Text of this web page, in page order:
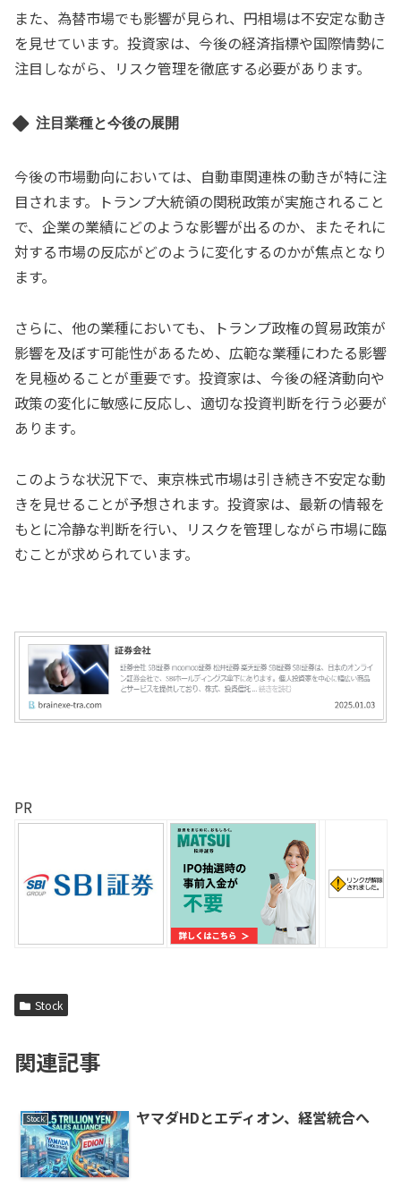
また、為替市場でも影響が見られ、円相場は不安定な動き
を見せています。投資家は、今後の経済指標や国際情勢に
注目しながら、リスク管理を徹底する必要があります。
注目業種と今後の展開
今後の市場動向においては、自動車関連株の動きが特に注
目されます。トランプ大統領の関税政策が実施されること
で、企業の業績にどのような影響が出るのか、またそれに
対する市場の反応がどのように変化するのかが焦点となり
ます。
さらに、他の業種においても、トランプ政権の貿易政策が
影響を及ぼす可能性があるため、広範な業種にわたる影響
を見極めることが重要です。投資家は、今後の経済動向や
政策の変化に敏感に反応し、適切な投資判断を行う必要が
あります。
このような状況下で、東京株式市場は引き続き不安定な動
きを見せることが予想されます。投資家は、最新の情報を
もとに冷静な判断を行い、リスクを管理しながら市場に臨
むことが求められています。
PR
Stock
関連記事
Stock ヤマダHDとエディオン、経営統合へ